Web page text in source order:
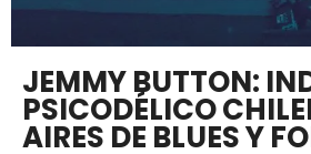
JEMMY BUTTON:
PSICODÉLICO
AIRES DE BLUES Y